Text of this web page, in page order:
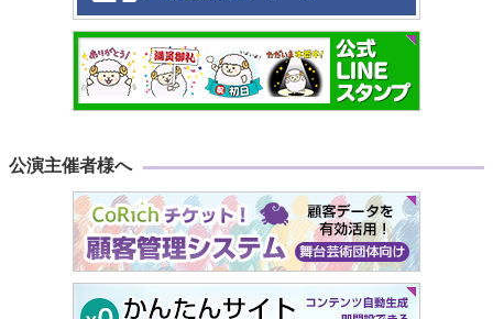
公演主催者様へ